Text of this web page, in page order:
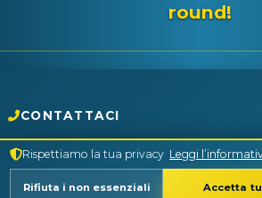
round!
CONTATTACI
+2 01001600742
Aquarius Diving Club
Rispettiamo la tua privacy Leggi
Rifiuta i non essenziali Accetta